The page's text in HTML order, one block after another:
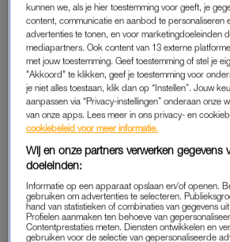
Molloot Ivo over start ‘Wie is de Mol?
Patrick extreem
O en wat was het heerlijk om Ron en
te zien gaan. Als wandelende
alles gingen doen wat Ellie net had
rammen. Daar gingen ze, Snip en Snap
vesten. Na wat gezellige theekrans-
ongelofelijk traag uitgevoerde draai van
af. En zo volgden er meer.
Horace wist de kist waarin geld en jokers
kunnen we, als je hier toestemming voor geeft, je
content, communicatie en aanbod te personaliseren
advertenties te tonen, en voor marketingdoeleinden
mediapartners. Ook content van 13 externe
met jouw toestemming. Geef toestemming of stel je
"Akkoord" te klikken, geef je toestemming voor
je niet alles toestaan, klik dan op “Instellen”. Jouw
aanpassen via “Privacy-instellingen” onderaan onze
van onze apps. Lees meer in ons privacy- en
cookiebeleid voor meer informatie.
Wij en onze partners verwerken gegevens
doeleinden:
Informatie op een apparaat opslaan en/of openen.
gebruiken om advertenties te selecteren.
hand van statistieken of combinaties van gegevens
Profielen aanmaken ten behoeve van
Contentprestaties meten. Diensten ontwikkelen en
gebruiken voor de selectie van gepersonaliseerde